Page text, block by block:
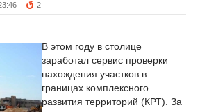
2
В этом году в столице
заработал сервис проверки
нахождения участков в
границах комплексного
развития территорий (КРТ). За